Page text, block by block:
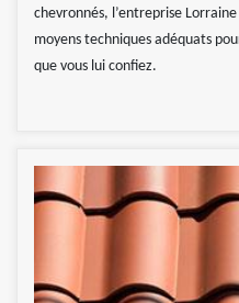
chevronnés, l’entreprise
moyens techniques adéquats
que vous lui confiez.